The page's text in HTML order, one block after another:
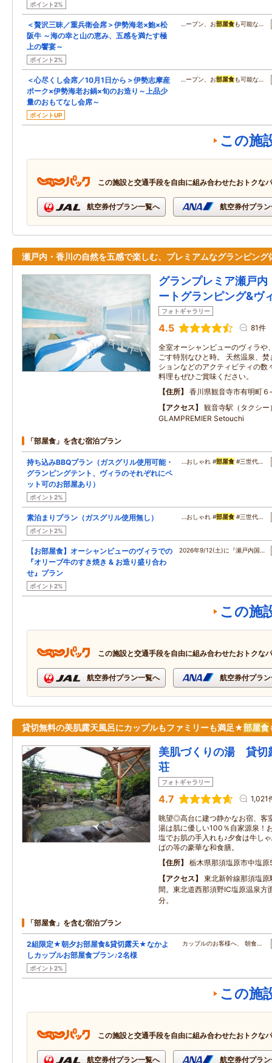
ポイント2%
＜贅沢三昧／重兵衛会席＞伊勢海老×鮑×松
阪牛 ～海の幸と山の恵み、五感を満たす極
上の饗宴～
ポイント2%
…ープン、お部屋食も可能な…
＜心尽くし会席／10月1日から＞伊勢志摩産
ポーク×伊勢海老お鍋×旬のお造り～上品少
量のおもてなし会席～
ポイントUP
…ープン、お部屋食も可能な…
この施
この施設と交通手段を自由に組み合わせたおトクな
航空券付プラン一覧へ 航空券付プラ
瀬戸内・香川の自然を五感で楽しむ、プレミアムなグランピング
グランプレミア瀬戸
ートグランピング&ヴ
フォトギャラリー
4.5 81件
全室オーシャンビューのヴィラや
ごす特別なひと時。 天然温泉、
ションなどのアクティビティの数
料理もぜひご賞味ください。
住所
香川県観音寺市有明町６
アクセス
観音寺駅（タクシ
GLAMPREMIER Setouchi
「部屋食」を含む宿泊プラン
持ち込みBBQプラン（ガスグリル使用可能・
グランピングテント、ヴィラのそれぞれにペ
ット可のお部屋あり）
ポイント2%
…おしゃれ #部屋食 #三世代…
素泊まりプラン（ガスグリル使用無し）
ポイント2%
…おしゃれ #部屋食 #三世代…
【お部屋食】オーシャンビューのヴィラでの
『オリーブ牛のすき焼き & お造り盛り合わ
せ』プラン
ポイント2%
2026年9/12(土)に『瀬戸内国…
この施
この施設と交通手段を自由に組み合わせたおトクな
航空券付プラン一覧へ 航空券付プラ
貸切無料の美肌露天風呂にカップルもファミリーも満足★部屋食
美肌づくりの湯 貸
荘
フォトギャラリー
4.7 1,021
眺望◎高台に建つ静かなお宿、客
湯は肌に優しい100％自家源泉！
塩でお肌の手入れも♪夕食は牛し
ばの等の豪華な和食膳。
住所
栃木県那須塩原市中塩原
アクセス
東北新幹線那須塩
間。東北道西那須野IC塩原温泉方
分。
「部屋食」を含む宿泊プラン
2組限定★朝夕お部屋食&貸切露天★なかよ
しカップルお部屋食プラン♪2名様
ポイント2%
カップルのお客様へ、 朝食…
この施
この施設と交通手段を自由に組み合わせたおトクな
航空券付プラン一覧へ 航空券付プラ